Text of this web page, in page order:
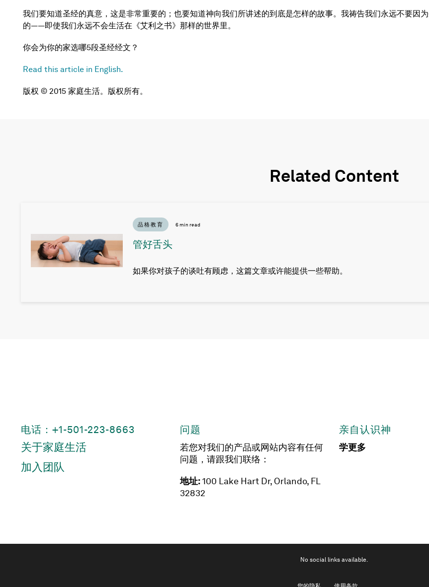
我们要知道圣经的真意，这是非常重要的；也要知道神向我们所讲述的到底是怎样的故事。我祷告我们永远不要因
的——即使我们永远不会生活在《艾利之书》那样的世界里。
你会为你的家选哪5段圣经经文？
Read this article in English.
版权 © 2015 家庭生活。版权所有。
Related Content
品格教育 6 min read
管好舌头
如果你对孩子的谈吐有顾虑，这篇文章或许能提供一些帮助。
电话：+1-501-223-8663
关于家庭生活
加入团队
问题
若您对我们的产品或网站内容有任何
问题，请跟我们联络：
地址:100 Lake Hart Dr, Orlando, FL
32832
亲自认识神
学更多
No social links available.